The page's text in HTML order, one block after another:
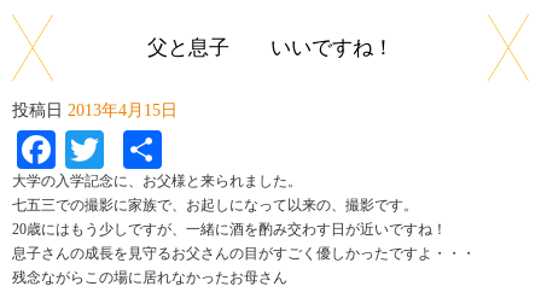
父と息子 いいですね！
投稿日 2013年4月15日
Facebook
Twitter
有
大学の入学記念に、お父様と来られました。
七五三での撮影に家族で、お起しになって以来の、撮影です。
20歳にはもう少しですが、一緒に酒を酌み交わす日が近いですね！
息子さんの成長を見守るお父さんの目がすごく優しかったですよ・・・
残念ながらこの場に居れなかったお母さん